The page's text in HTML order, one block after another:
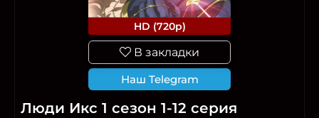
HD (720p)
В закладки
Наш Telegram
Люди Икс 1 сезон 1-12 серия